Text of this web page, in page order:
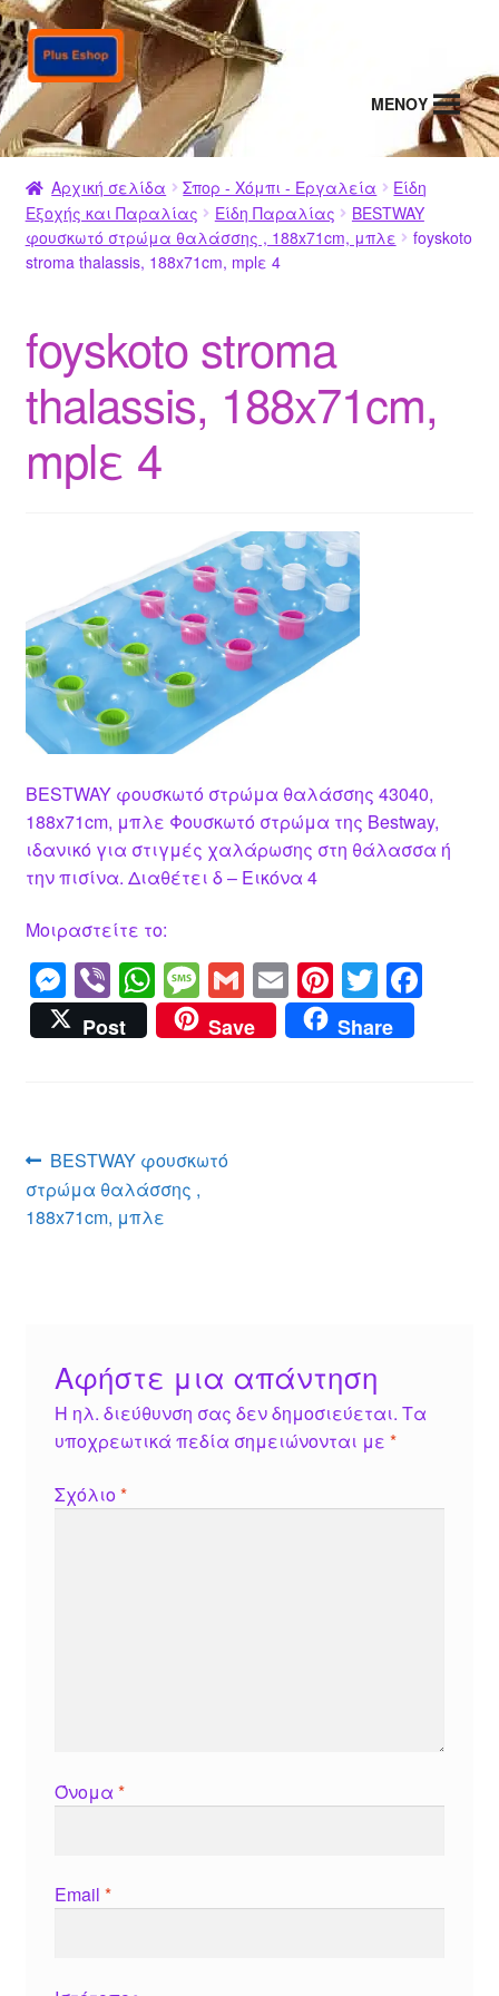
Απευθείας
μετάβαση
στην
πλοήγηση
Μετάβαση
σε
περιεχόμενο
MENΟΥ
Αρχική σελίδα Σπορ - Χόμπι - Εργαλεία
Είδη
Εξοχής και Παραλίας
Είδη Παραλίας
BESTWAY
φουσκωτό στρώμα θαλάσσης , 188x71cm, μπλε
foyskoto
stroma thalassis, 188x71cm, mplε 4
foyskoto stroma
thalassis, 188x71cm,
mplε 4
BESTWAY φουσκωτό στρώμα θαλάσσης 43040,
188x71cm, μπλε Φουσκωτό στρώμα της Bestway,
ιδανικό για στιγμές χαλάρωσης στη θάλασσα ή
την πισίνα. Διαθέτει δ – Εικόνα 4
Μοιραστείτε το:
M
e
ss
g
er
Vi
b
er
W
h
at
p
p
M
e
ss
e
G
m
ail
E
m
ail
Pi
nt
er
T
wi
tt
F
Post Save Share
Πλοήγηση
άρθρων
Προηγούμενο
άρθρο:
BESTWAY φουσκωτό
στρώμα θαλάσσης ,
188x71cm, μπλε
Αφήστε μια απάντηση
Η ηλ. διεύθυνση σας δεν δημοσιεύεται. Τα
υποχρεωτικά πεδία σημειώνονται με *
Σχόλιο*
Όνομα *
Email *